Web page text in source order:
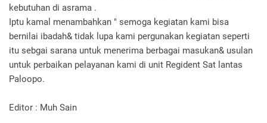
kebutuhan di asrama .
Iptu kamal menambahkan " semoga kegiatan kami bisa
bernilai ibadah& tidak lupa kami pergunakan kegiatan seperti
itu sebgai sarana untuk menerima berbagai masukan& usulan
untuk perbaikan pelayanan kami di unit Regident Sat lantas
Paloopo.
Editor : Muh Sain